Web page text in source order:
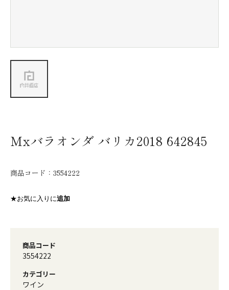
Mxバラオンダ バリカ2018 642845
商品コード： 3554222
★お気に入りに追加
商品コード
3554222
カテゴリー
ワイン